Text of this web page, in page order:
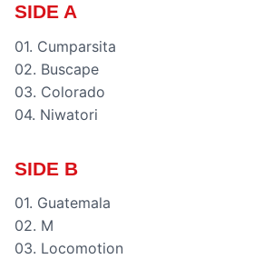
SIDE A
01. Cumparsita
02. Buscape
03. Colorado
04. Niwatori
SIDE B
01. Guatemala
02. M
03. Locomotion